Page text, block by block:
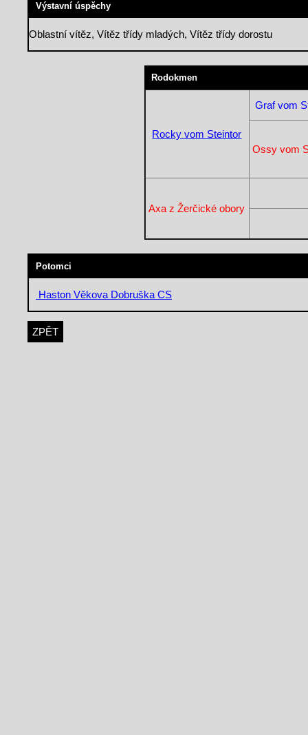
Výstavní úspěchy
Oblastní vítěz, Vítěz třídy mladých, Vítěz třídy dorostu
Rodokmen
Rocky vom Steintor
Graf vom
Ossy vom
Axa z Žerčické obory
Potomci
Haston Věkova Dobruška CS
ZPĚT